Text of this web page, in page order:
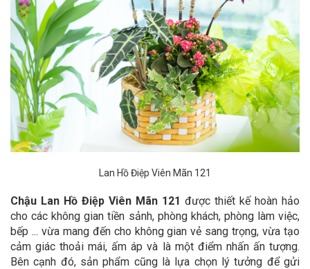
Lan Hồ Điệp Viên Mãn 121
Chậu Lan Hồ Điệp Viên Mãn 121 được thiết kế hoàn hảo
cho các không gian tiền sảnh, phòng khách, phòng làm việc,
bếp ... vừa mang đến cho không gian vẻ sang trọng, vừa tạo
cảm giác thoải mái, ấm áp và là một điểm nhấn ấn tượng.
Bên cạnh đó, sản phẩm cũng là lựa chọn lý tưởng để gửi